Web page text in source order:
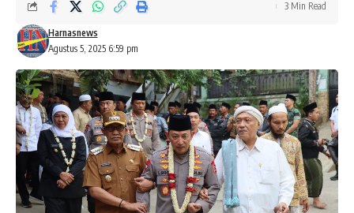
Agustus 5, 2025 6:59 pm
Harnasnews
3 Min Read